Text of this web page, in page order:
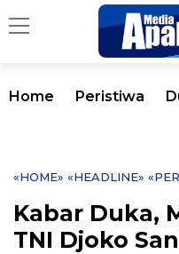
Home Peristiwa
«HOME» «HEADLINE»
Kabar Duka,
TNI Djoko